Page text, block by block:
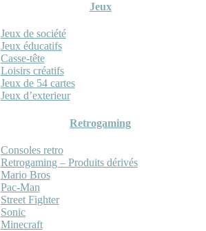
Jeux
Jeux de société
Jeux éducatifs
Casse-tête
Loisirs créatifs
Jeux de 54 cartes
Jeux d’exterieur
Retrogaming
Consoles retro
Retrogaming – Produits dérivés
Mario Bros
Pac-Man
Street Fighter
Sonic
Minecraft